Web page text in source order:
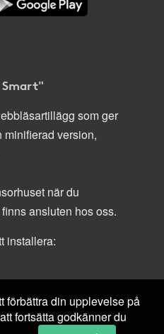
som ger
version,
när du
ansluten hos oss.
installera:
förbättra din upplevelse på
fortsätta godkänner du